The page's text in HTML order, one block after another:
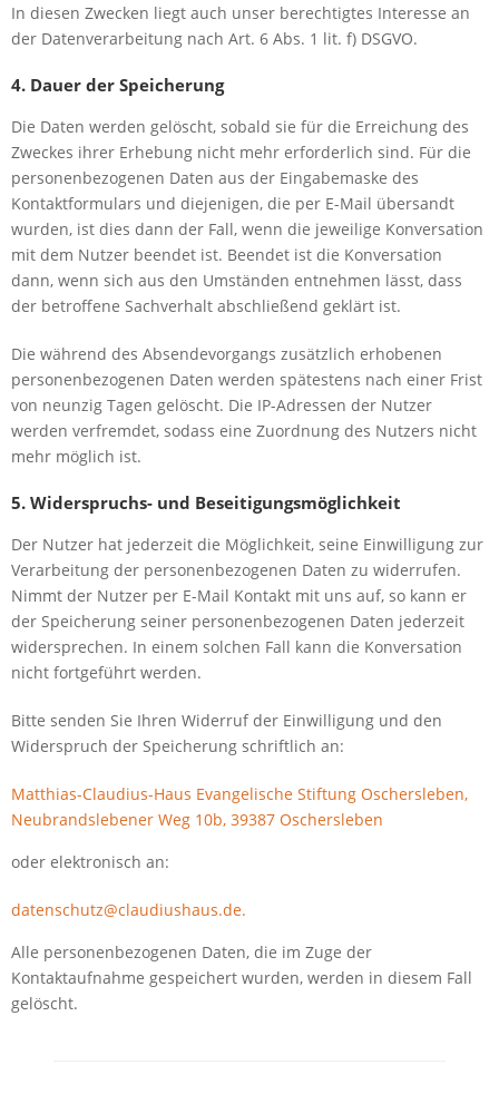
In diesen Zwecken liegt auch unser berechtigtes Interesse an
der Datenverarbeitung nach Art. 6 Abs. 1 lit. f) DSGVO.
4. Dauer der Speicherung
Die Daten werden gelöscht, sobald sie für die Erreichung des
Zweckes ihrer Erhebung nicht mehr erforderlich sind. Für die
personenbezogenen Daten aus der Eingabemaske des
Kontaktformulars und diejenigen, die per E-Mail übersandt
wurden, ist dies dann der Fall, wenn die jeweilige Konversation
mit dem Nutzer beendet ist. Beendet ist die Konversation
dann, wenn sich aus den Umständen entnehmen lässt, dass
der betroffene Sachverhalt abschließend geklärt ist.
Die während des Absendevorgangs zusätzlich erhobenen
personenbezogenen Daten werden spätestens nach einer Frist
von neunzig Tagen gelöscht. Die IP-Adressen der Nutzer
werden verfremdet, sodass eine Zuordnung des Nutzers nicht
mehr möglich ist.
5. Widerspruchs- und Beseitigungsmöglichkeit
Der Nutzer hat jederzeit die Möglichkeit, seine Einwilligung zur
Verarbeitung der personenbezogenen Daten zu widerrufen.
Nimmt der Nutzer per E-Mail Kontakt mit uns auf, so kann er
der Speicherung seiner personenbezogenen Daten jederzeit
widersprechen. In einem solchen Fall kann die Konversation
nicht fortgeführt werden.
Bitte senden Sie Ihren Widerruf der Einwilligung und den
Widerspruch der Speicherung schriftlich an:
Matthias-Claudius-Haus Evangelische Stiftung Oschersleben,
Neubrandslebener Weg 10b, 39387 Oschersleben
oder elektronisch an:
datenschutz@claudiushaus.de.
Alle personenbezogenen Daten, die im Zuge der
Kontaktaufnahme gespeichert wurden, werden in diesem Fall
gelöscht.